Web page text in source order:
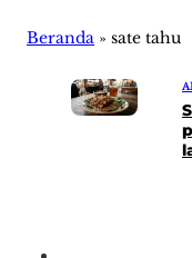
Beranda » sate tahu